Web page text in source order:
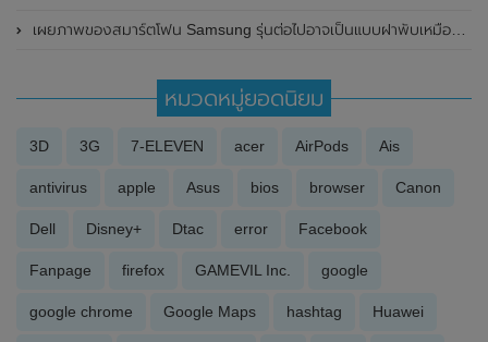
เผยภาพของสมาร์ตโฟน Samsung รุ่นต่อไปอาจเป็นแบบฝาพับเหมือนกับ Motorola Razr
หมวดหมู่ยอดนิยม
3D 3G 7-ELEVEN acer AirPods Ais
antivirus apple Asus bios browser Canon
Dell Disney+ Dtac error Facebook
Fanpage firefox GAMEVIL Inc. google
google chrome Google Maps hashtag Huawei